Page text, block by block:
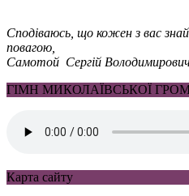
Сподіваюсь, що кожен з вас
повагою,
Самотой Сергій
ГІМН МИКОЛАЇВСЬКОЇ
Карта сайту